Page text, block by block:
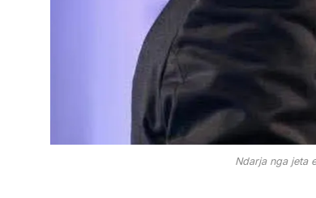
Ndarja nga jeta